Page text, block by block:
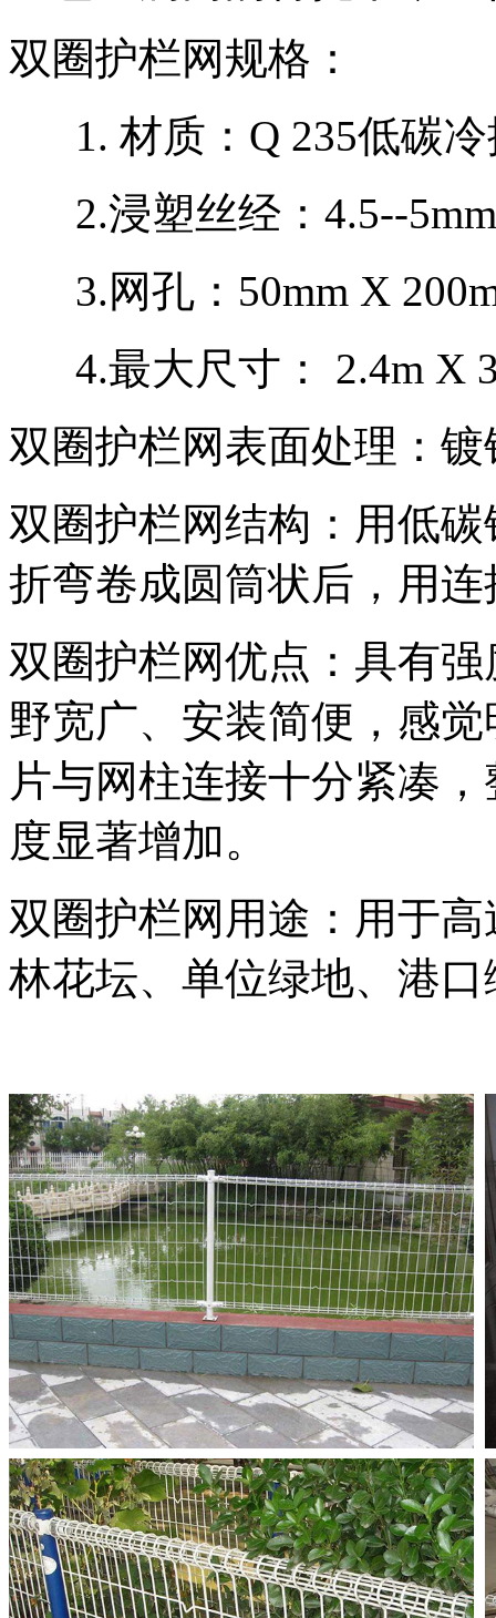
双圈护栏网规格：
1. 材质：Q 235低
2.浸塑丝经：4.5--
3.网孔：50mm X
4.最大尺寸：
双圈护栏网表面处理
双圈护栏网结构：用低
折弯卷成圆筒状后，用
双圈护栏网优点：具有
野宽广、安装简便，感
片与网柱连接十分紧凑
度显著增加。
双圈护栏网用途：用于
林花坛、单位绿地、港